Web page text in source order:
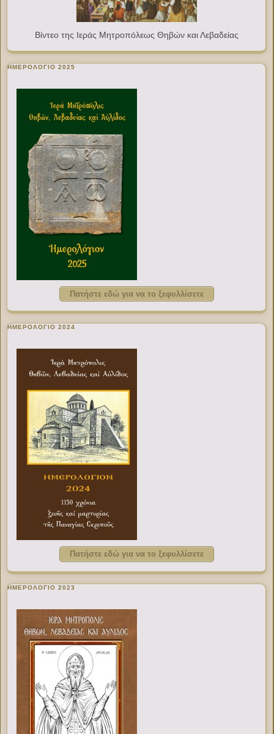
Βίντεο της Ιεράς Μητροπόλεως Θηβών και Λεβαδείας
ΗΜΕΡΟΛΟΓΙΟ 2025
Πατήστε εδώ για να το ξεφυλλίσετε
ΗΜΕΡΟΛΟΓΙΟ 2024
Πατήστε εδώ για να το ξεφυλλίσετε
ΗΜΕΡΟΛΟΓΙΟ 2023